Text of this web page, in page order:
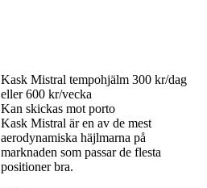
Kask Mistral tempohjälm 300 kr/dag
eller 600 kr/vecka
Kan skickas mot porto
Kask Mistral är en av de mest
aerodynamiska häjlmarna på
marknaden som passar de flesta
positioner bra.